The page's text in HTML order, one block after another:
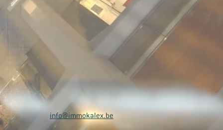
info@immokalex.be